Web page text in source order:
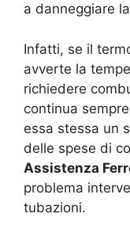
a danneggiare
Infatti, se il
avverte la
richiedere
continua
essa stessa un
delle spese di
Assistenza
problema
tubazioni.